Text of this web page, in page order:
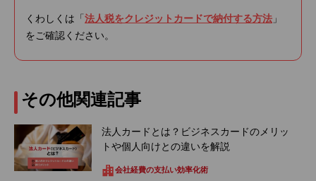
くわしくは「 法人税をクレジットカードで納付する方法 」
をご確認ください。
その他関連記事
法人カードとは？ビジネスカードのメリッ
トや個人向けとの違いを解説
会社経費の支払い効率化術